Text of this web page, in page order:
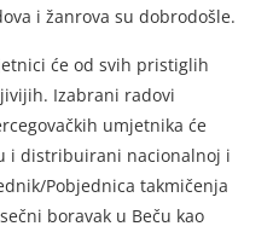
i žanrova su dobrodošle.
će od svih pristiglih
Izabrani radovi
umjetnika će
i distribuirani nacionalnoj i
Pobjednica takmičenja
boravak u Beču kao